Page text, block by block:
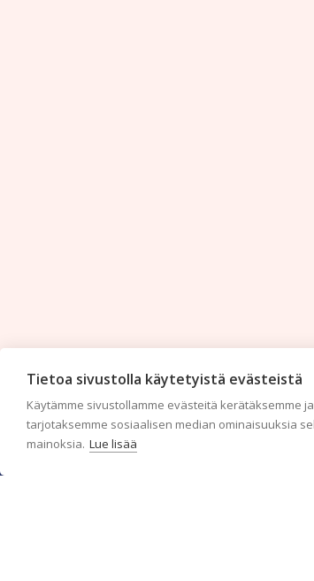
Tietoa sivustolla käytetyistä evästeistä
Käytämme sivustollamme evästeitä kerätäksemme
tarjotaksemme sosiaalisen median ominaisuuksia
mainoksia. Lue lisää